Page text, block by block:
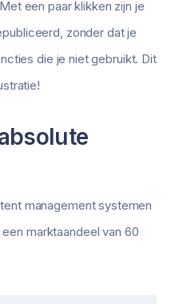
een paar klikken zijn je
zonder dat je
die je niet gebruikt. Dit
management systemen
marktaandeel van 60